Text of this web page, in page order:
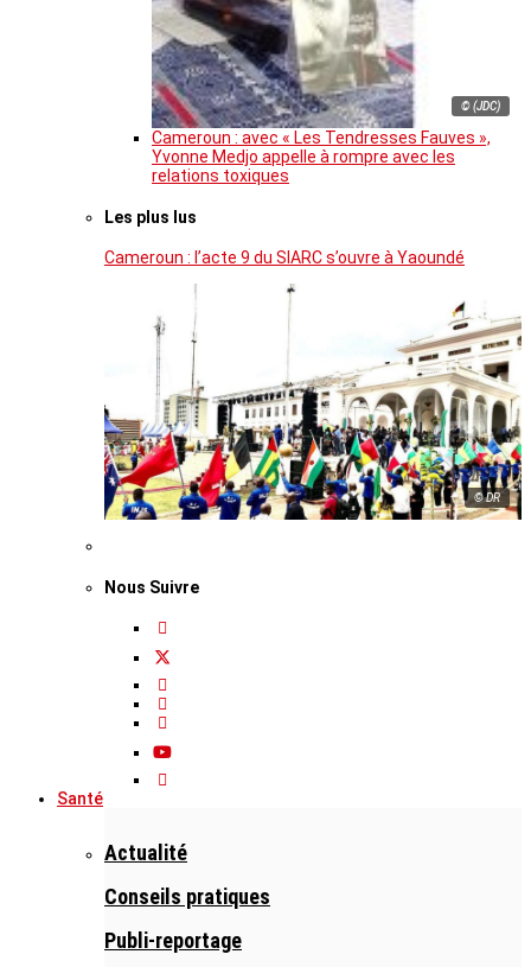
© (JDC)
Cameroun : avec « Les Tendresses Fauves »,
Yvonne Medjo appelle à rompre avec les
relations toxiques
Les plus lus
Cameroun : l’acte 9 du SIARC s’ouvre à Yaoundé
© DR
Nous Suivre
Santé
Actualité
Conseils pratiques
Publi-reportage